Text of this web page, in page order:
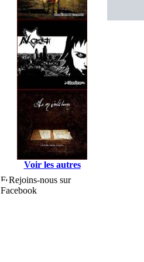
Voir les autres
Rejoins-nous sur
Facebook